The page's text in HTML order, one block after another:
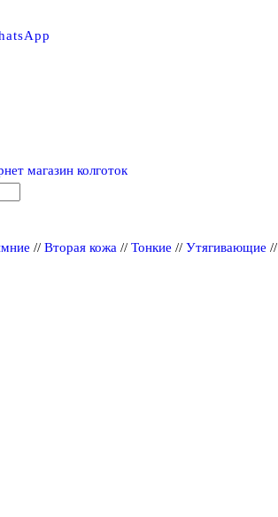
колготок
тонкие, фантазийные, чулки, лосины
// Вторая кожа // Тонкие // Утягивающие //